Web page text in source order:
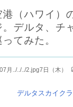
港（ハワイ）
。デルタ、チ
てみた。
月../../../2.jpg7日（木）